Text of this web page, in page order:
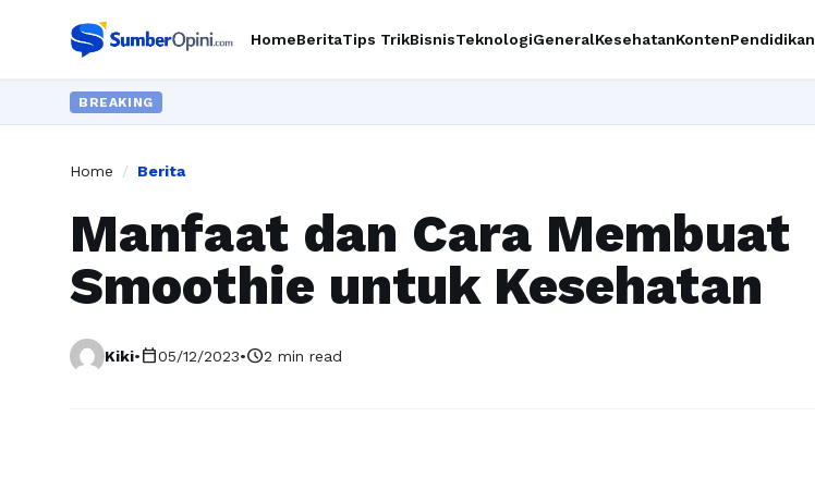
HomeBeritaTips TrikBisnisTeknologiGeneralKesehatanKontenPendidikan
BREAKING
Home / Berita
Manfaat dan Cara Membuat
Smoothie untuk Kesehatan
Kiki•calendar_today05/12/2023•schedule2 min read